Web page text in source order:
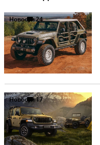
Новости24
Новости17